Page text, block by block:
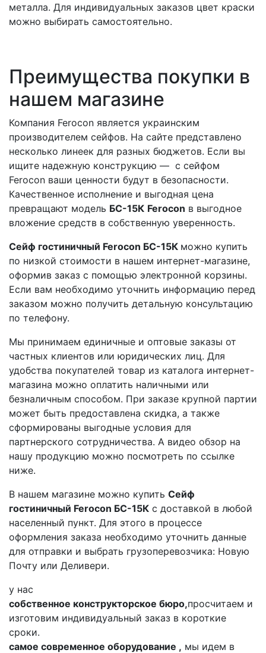
металла. Для индивидуальных заказов цвет краски
можно выбирать самостоятельно.
Преимущества покупки в
нашем магазине
Компания Ferocon является украинским
производителем сейфов. На сайте представлено
несколько линеек для разных бюджетов. Если вы
ищите надежную конструкцию — с сейфом
Ferocon ваши ценности будут в безопасности.
Качественное исполнение и выгодная цена
превращают модель БС-15К Ferocon в выгодное
вложение средств в собственную уверенность.
Сейф гостиничный Ferocon БС-15К можно купить
по низкой стоимости в нашем интернет-магазине,
оформив заказ с помощью электронной корзины.
Если вам необходимо уточнить информацию перед
заказом можно получить детальную консультацию
по телефону.
Мы принимаем единичные и оптовые заказы от
частных клиентов или юридических лиц. Для
удобства покупателей товар из каталога интернет-
магазина можно оплатить наличными или
безналичным способом. При заказе крупной партии
может быть предоставлена скидка, а также
сформированы выгодные условия для
партнерского сотрудничества. А видео обзор на
нашу продукцию можно посмотреть по ссылке
ниже.
В нашем магазине можно купить Сейф
гостиничный Ferocon БС-15К с доставкой в любой
населенный пункт. Для этого в процессе
оформления заказа необходимо уточнить данные
для отправки и выбрать грузоперевозчика: Новую
Почту или Деливери.
у нас
собственное конструкторское бюро,просчитаем и
изготовим индивидуальный заказ в короткие
сроки.
самое современное оборудование , мы идем в